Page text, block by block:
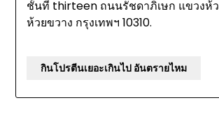
ชั้นที่ thirteen ถนนรัชดาภิเษก แขวงห้ว
ห้วยขวาง กรุงเทพฯ 10310.
กินโปรตีนเยอะเกินไป อันตรายไหม